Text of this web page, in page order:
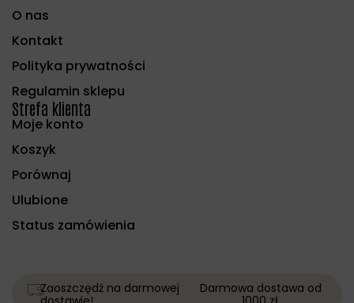
O nas
Kontakt
Polityka prywatności
Regulamin sklepu
Strefa klienta
Moje konto
Koszyk
Porównaj
Ulubione
Status zamówienia
Zaoszczędź na darmowej
Darmowa dostawa od